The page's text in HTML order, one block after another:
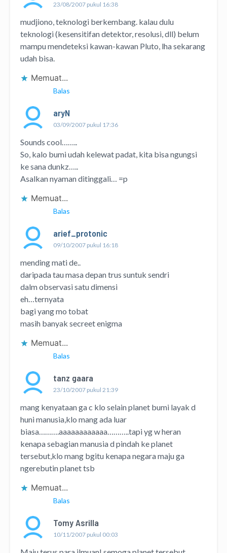
23/08/2007 pukul 16:38
mudjiono, teknologi berkembang. kalau dulu
teknologi (kesensitifan detektor, resolusi, dll) belum
mampu mendeteksi kawan-kawan Pluto, lha sekarang
udah bisa.
Memuat...
Balas
aryN
03/09/2007 pukul 17:36
Sounds cool……..
So, kalo bumi udah kelewat padat, kita bisa ngungsi
ke sana dunkz…..
Asalkan nyaman ditinggali… =p
Memuat...
Balas
arief_protonic
09/10/2007 pukul 16:18
mending mati de..
daripada tau masa depan trus suntuk sendri
dalm observasi satu dimensi
eh…ternyata
bagi yang mo tobat
masih banyak secreet enigma
Memuat...
Balas
tanz gaara
23/10/2007 pukul 21:39
mang kenyataan ga c klo selain planet bumi layak d
huni manusia,klo mang ada luar
biasa……….aaaaaaaaaaaa………..tapi yg w heran
kenapa sebagian manusia d pindah ke planet
tersebut,klo mang bgitu kenapa negara maju ga
ngerebutin planet tsb
Memuat...
Balas
Tomy Asrilla
10/11/2007 pukul 00:03